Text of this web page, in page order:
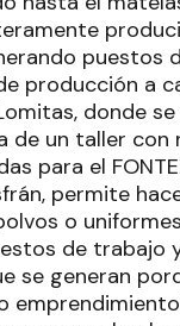
puestos
producción a
donde
un taller con
para el
permite
o
de trabajo
generan